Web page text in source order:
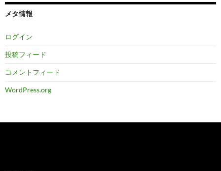
メタ情報
ログイン
投稿フィード
コメントフィード
WordPress.org